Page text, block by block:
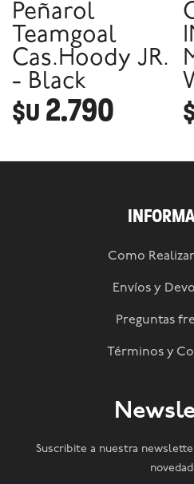
Peñarol
Teamgoal
Cas.Hoody JR.
- Black
$U 2.790
Como
Envíos y
Preguntas
Términos y
Suscribite a nuestra